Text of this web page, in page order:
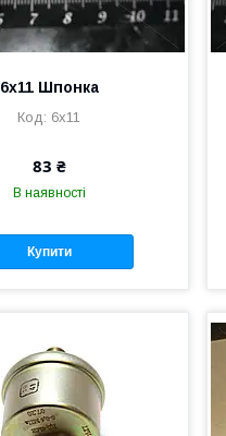
6х11 Шпонка
6х11
83 ₴
В наявності
Купити